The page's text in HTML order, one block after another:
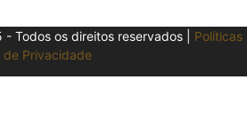
Todos os direitos reservados | Políticas
de Privacidade